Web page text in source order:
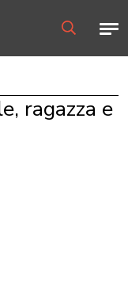
ragazza e